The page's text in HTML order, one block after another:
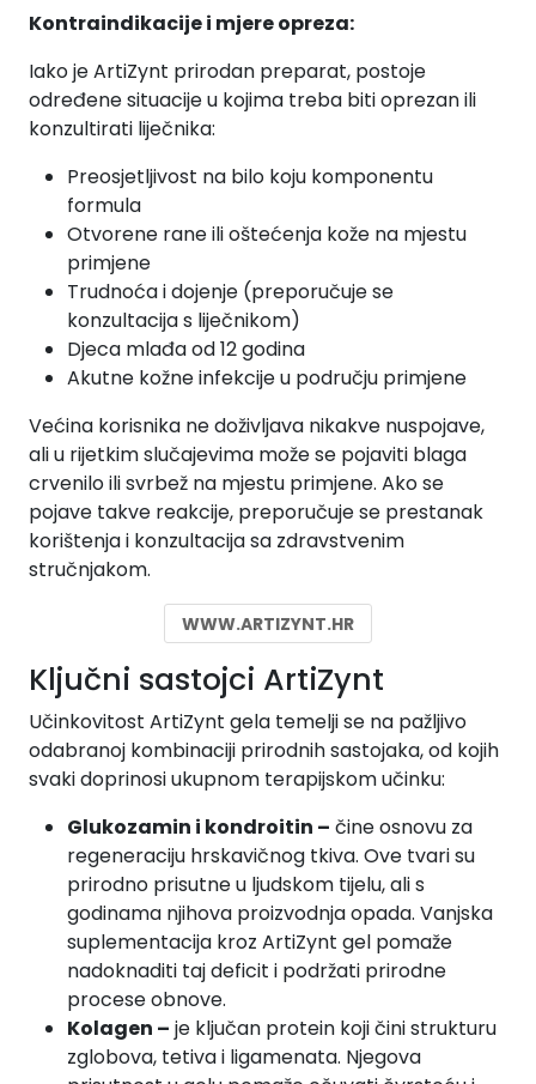
Kontraindikacije i mjere opreza:
Iako je ArtiZynt prirodan preparat, postoje
određene situacije u kojima treba biti oprezan ili
konzultirati liječnika:
Preosjetljivost na bilo koju komponentu
formula
Otvorene rane ili oštećenja kože na mjestu
primjene
Trudnoća i dojenje (preporučuje se
konzultacija s liječnikom)
Djeca mlađa od 12 godina
Akutne kožne infekcije u području primjene
Većina korisnika ne doživljava nikakve nuspojave,
ali u rijetkim slučajevima može se pojaviti blaga
crvenilo ili svrbež na mjestu primjene. Ako se
pojave takve reakcije, preporučuje se prestanak
korištenja i konzultacija sa zdravstvenim
stručnjakom.
WWW.ARTIZYNT.HR
Ključni sastojci ArtiZynt
Učinkovitost ArtiZynt gela temelji se na pažljivo
odabranoj kombinaciji prirodnih sastojaka, od kojih
svaki doprinosi ukupnom terapijskom učinku:
Glukozamin i kondroitin – čine osnovu za
regeneraciju hrskavičnog tkiva. Ove tvari su
prirodno prisutne u ljudskom tijelu, ali s
godinama njihova proizvodnja opada. Vanjska
suplementacija kroz ArtiZynt gel pomaže
nadoknaditi taj deficit i podržati prirodne
procese obnove.
Kolagen – je ključan protein koji čini strukturu
zglobova, tetiva i ligamenata. Njegova